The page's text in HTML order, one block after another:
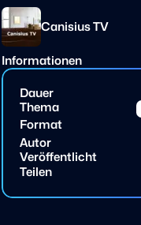
Canisius TV
Informationen
Dauer
Thema
Format
Autor
Veröffentlicht
Teilen